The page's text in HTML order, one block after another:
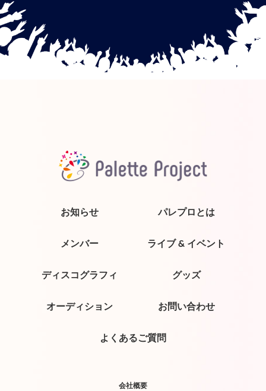
お知らせ パレプロとは
メンバー ライブ & イベント
ディスコグラフィ グッズ
オーディション お問い合わせ
よくあるご質問
会社概要